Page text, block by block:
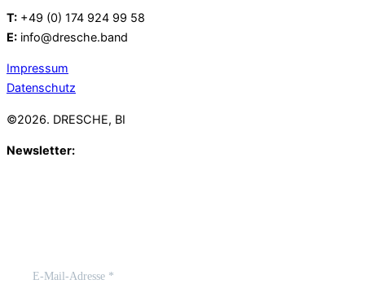
T: +49 (0) 174 924 99 58
E: info@dresche.band
Impressum
Datenschutz
©2026. DRESCHE, BI
Newsletter: